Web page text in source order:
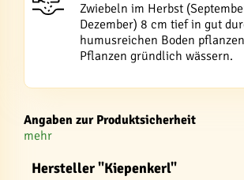
Zwiebeln im Herbst
Dezember) 8 cm tief in gut
humusreichen Boden
Pflanzen gründlich wässern.
Angaben zur Produktsicherheit
mehr
Hersteller "Kiepenkerl"